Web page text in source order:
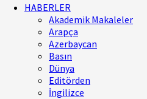
HABERLER
Akademik Makaleler
Arapça
Azerbaycan
Basın
Dünya
Editörden
İngilizce